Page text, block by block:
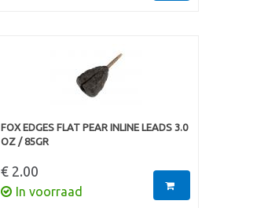
FOX EDGES FLAT PEAR INLINE LEADS 3.0
OZ / 85GR
€ 2.00
In voorraad